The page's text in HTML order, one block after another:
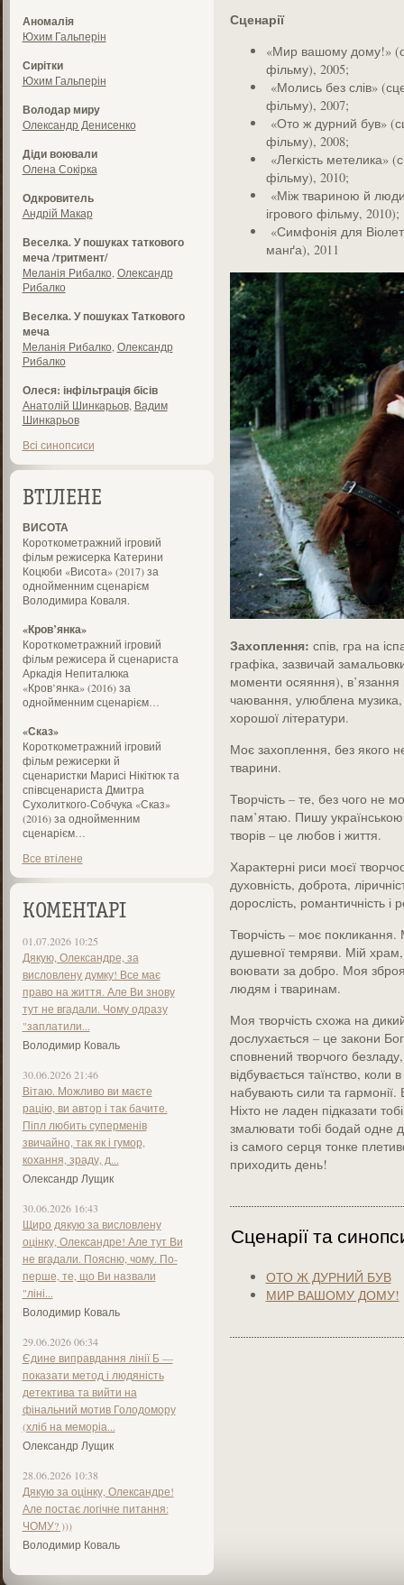
Аномалія
Юхим Гальперін
Сирітки
Юхим Гальперін
Володар миру
Олександр Денисенко
Діди воювали
Олена Сокірка
Одкровитель
Андрій Макар
Веселка. У пошуках таткового
меча /тритмент/
Меланія Рибалко Олександр
Рибалко
Веселка. У пошуках Таткового
меча
Меланія Рибалко Олександр
Рибалко
Олеся: інфільтрація бісів
Анатолій Шинкарьов, Вадим
Шинкарьов
Всі синопсиси
ВТІЛЕНЕ
ВИСОТА
Короткометражний ігровий
фільм режисерка Катерини
Коцюби «Висота» (2017) за
однойменним сценарієм
Володимира Коваля.
«Кров’янка»
Короткометражний ігровий
фільм режисера й сценариста
Аркадія Непиталюка
«Кров’янка» (2016) за
однойменним сценарієм…
«Сказ»
Короткометражний ігровий
фільм режисерки й
сценаристки Марисі Нікітюк та
співсценариста Дмитра
Сухолиткого-Собчука «Сказ»
(2016) за однойменним
сценарієм…
Все втілене
КОМЕНТАРІ
01.07.2026 10:25
Дякую, Олександре, за
висловлену думку! Все має
право на життя. Але Ви знову
тут не вгадали. Чому одразу
"заплатили...
Володимир Коваль
30.06.2026 21:46
Вітаю. Можливо ви маєте
рацію, ви автор і так бачите.
Піпл любить суперменів
звичайно, так як і гумор,
кохання, зраду, д...
Олександр Лущик
30.06.2026 16:43
Щиро дякую за висловлену
оцінку, Олександре! Але тут Ви
не вгадали. Поясню, чому. По-
перше, те, що Ви назвали
"ліні...
Володимир Коваль
29.06.2026 06:34
Єдине виправдання лінії Б —
показати метод і людяність
детектива та вийти на
фінальний мотив Голодомору
(хліб на меморіа...
Олександр Лущик
28.06.2026 10:38
Дякую за оцінку, Олександре!
Але постає логічне питання:
ЧОМУ? )))
Володимир Коваль
Сценарії
«Мир вашому дому!»
фільму), 2005;
«Молись без слів»
фільму), 2007;
«Ото ж дурний був»
фільму), 2008;
«Легкість метелика»
фільму), 2010;
«Між твариною й
ігрового фільму, 2010);
«Симфонія для
манґа), 2011
Захоплення: спів, гра на
графіка, зазвичай
моменти осяяння),
чаювання, улюблена музика,
хорошої літератури.
Моє захоплення, без якого
тварини.
Творчість – те, без чого не
пам’ятаю. Пишу
творів – це любов і життя.
Характерні риси моєї
духовність, доброта,
дорослість, романтичність і
Творчість – моє
душевної темряви. Мій
воювати за добро. Моя
людям і тваринам.
Моя творчість схожа на
дослухається – це закони
сповнений творчого безладу,
відбувається таїнство, коли
набувають сили та
Ніхто не ладен підказати
змалювати тобі бодай одне
із самого серця тонке
приходить день!
Сценарії та
ОТО Ж ДУРНИЙ БУВ
МИР ВАШОМУ ДОМУ!